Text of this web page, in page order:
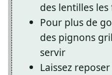
des lentilles
Pour plus de
des pignons
servir
Laissez